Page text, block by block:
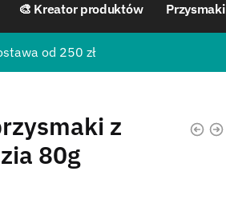
🎨 Kreator produktów Przysmaki
od 250 zł
z
80g